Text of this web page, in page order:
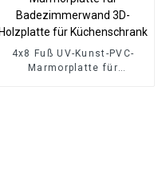
4x8 Fuß UV-Kunst-PVC-
Marmorplatte für